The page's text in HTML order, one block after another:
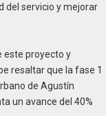
del servicio y mejorar
este proyecto y
resaltar que la fase 1
de Agustín
un avance del 40%